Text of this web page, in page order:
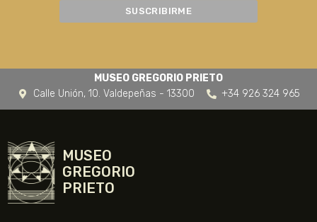
MUSEO GREGORIO PRIETO
Calle Unión, 10. Valdepeñas - 13300
+34 926 324 965
MUSEO
GREGORIO
PRIETO